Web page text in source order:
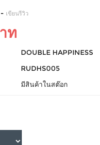
- เขียนรีวิว
ท
DOUBLE HAPPINESS
RUDHS005
มีสินค้าในสต๊อก